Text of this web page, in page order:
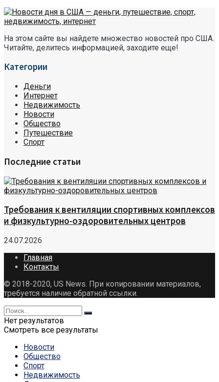
На этом сайте вы найдете множество новостей про США.
Читайте, делитесь информацией, заходите еще!
Категории
Деньги
Интернет
Недвижимость
Новости
Общество
Путешествие
Спорт
Последние статьи
Требования к вентиляции спортивных комплексов
и физкультурно-оздоровительных центров
24.07.2026
Главная
Контакты
© 2018-2020, US News. При копировании материалов,
требуется наличие обратной ссылки.
Нет результатов
Смотреть все результаты
Новости
Общество
Спорт
Недвижимость